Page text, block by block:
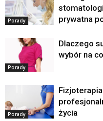
Porady
prywatna
Porady
Dlaczego
wybór na
Porady
życia